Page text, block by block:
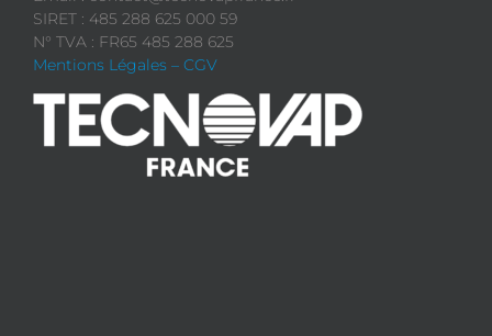
SIRET : 485 288 625 000 59
N° TVA : FR65 485 288 625
Mentions Légales – CGV